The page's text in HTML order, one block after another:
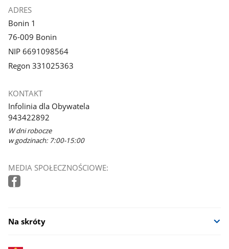
ADRES
Bonin 1
76-009 Bonin
NIP 6691098564
Regon 331025363
KONTAKT
Infolinia dla Obywatela
943422892
W dni robocze
w godzinach: 7:00-15:00
MEDIA SPOŁECZNOŚCIOWE:
Na skróty